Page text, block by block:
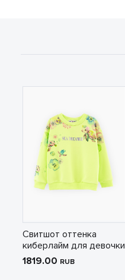
Свитшот оттенка
киберлайм для девочки
1819.00 RUB